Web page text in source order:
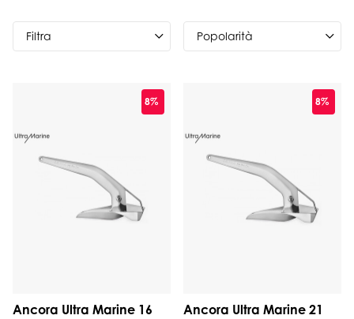
Filtra
8%
Ancora Ultra Marine 16
8%
Ancora Ultra Marine 21